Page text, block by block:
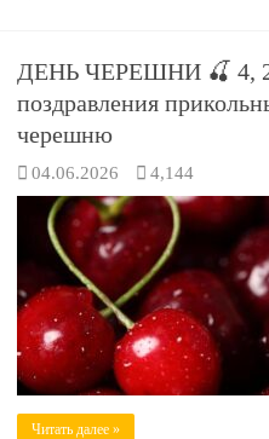
ДЕНЬ ЧЕРЕШНИ 🍒 4,
поздравления
черешню
04.06.2026 4,144
Читать далее »